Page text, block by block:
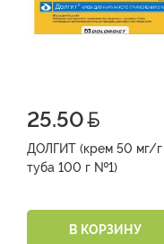
25.50
ДОЛГИТ (крем 50 мг/г
туба 100 г №1)
В КОРЗИНУ